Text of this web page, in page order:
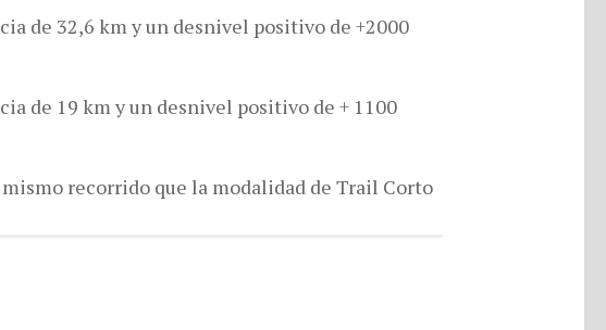
de 32,6 km y un desnivel positivo de +2000
de 19 km y un desnivel positivo de + 1100
recorrido que la modalidad de Trail Corto